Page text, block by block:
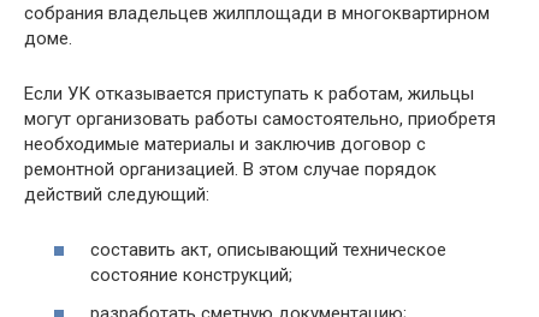
собрания владельцев жилплощади в многоквартирном
доме.
Если УК отказывается приступать к работам, жильцы
могут организовать работы самостоятельно, приобретя
необходимые материалы и заключив договор с
ремонтной организацией. В этом случае порядок
действий следующий:
составить акт, описывающий техническое
состояние конструкций;